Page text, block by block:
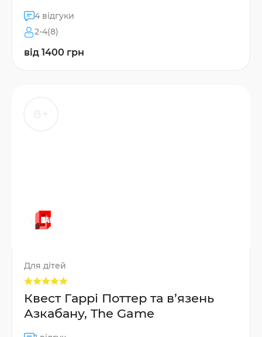
4 відгуки
2-4(8)
від 1400 грн
Для дітей
Квест Гаррі Поттер та в’язень
Азкабану, The Game